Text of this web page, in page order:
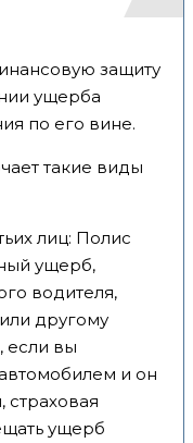
защиту
ущерба
по его вине.
такие виды
лиц: Полис
ущерб,
водителя,
другому
если вы
и он
ущерб